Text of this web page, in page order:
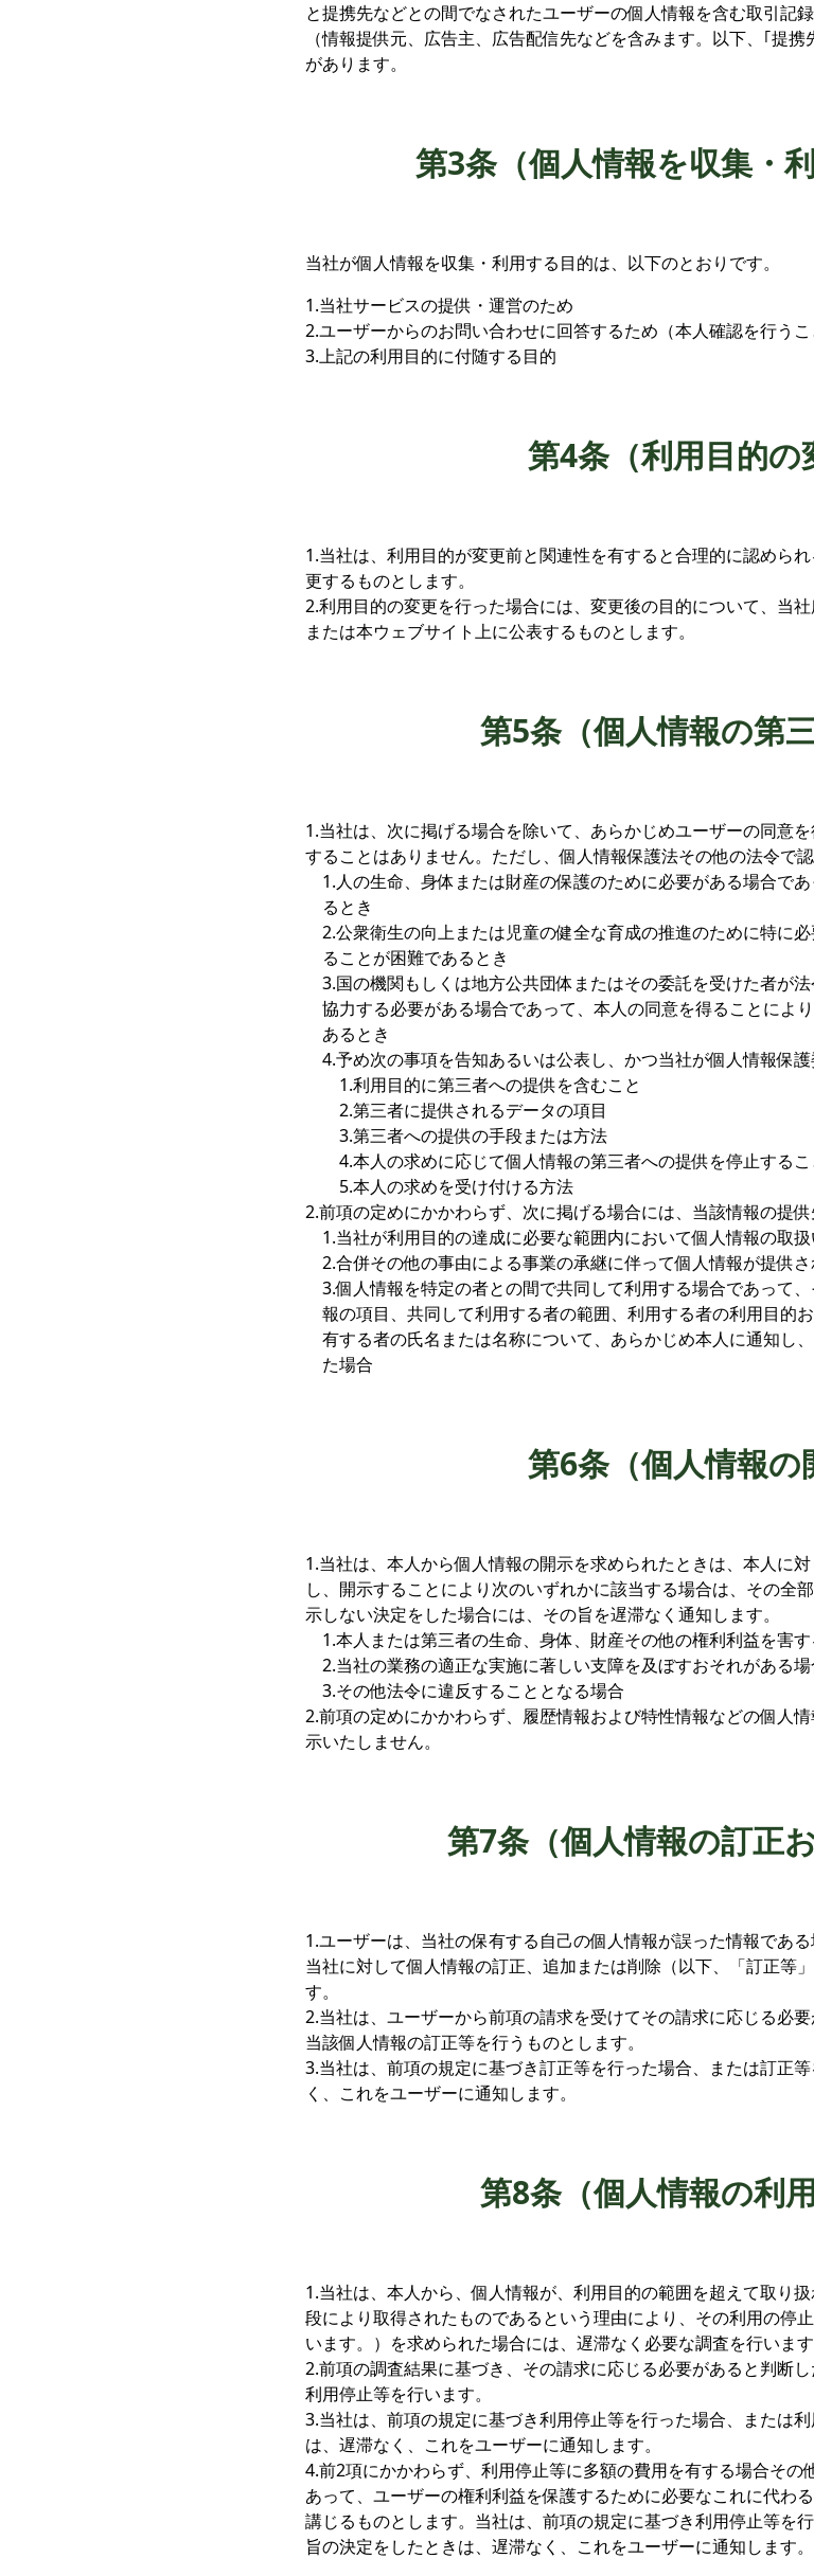
と提携先などとの間でなされたユーザーの個人情報を含む取引記
（情報提供元、広告主、広告配信先などを含みます。以下、｢提
があります。
第3条（個人情報を収集・
当社が個人情報を収集・利用する目的は、以下のとおりです。
1.当社サービスの提供・運営のため
2.ユーザーからのお問い合わせに回答するため（本人確認を行うこ
3.上記の利用目的に付随する目的
第4条（利用目的の
1.当社は、利用目的が変更前と関連性を有すると合理的に認めら
更するものとします。
2.利用目的の変更を行った場合には、変更後の目的について、当
または本ウェブサイト上に公表するものとします。
第5条（個人情報の第三
1.当社は、次に掲げる場合を除いて、あらかじめユーザーの同意
することはありません。ただし、個人情報保護法その他の法令で
1.人の生命、身体または財産の保護のために必要がある場合で
るとき
2.公衆衛生の向上または児童の健全な育成の推進のために特に
ることが困難であるとき
3.国の機関もしくは地方公共団体またはその委託を受けた者が
協力する必要がある場合であって、本人の同意を得ることによ
あるとき
4.予め次の事項を告知あるいは公表し、かつ当社が個人情報保
1.利用目的に第三者への提供を含むこと
2.第三者に提供されるデータの項目
3.第三者への提供の手段または方法
4.本人の求めに応じて個人情報の第三者への提供を停止するこ
5.本人の求めを受け付ける方法
2.前項の定めにかかわらず、次に掲げる場合には、当該情報の提
1.当社が利用目的の達成に必要な範囲内において個人情報の取
2.合併その他の事由による事業の承継に伴って個人情報が提供
3.個人情報を特定の者との間で共同して利用する場合であって
報の項目、共同して利用する者の範囲、利用する者の利用目的
有する者の氏名または名称について、あらかじめ本人に通知し
た場合
第6条（個人情報の
1.当社は、本人から個人情報の開示を求められたときは、本人に
し、開示することにより次のいずれかに該当する場合は、その全
示しない決定をした場合には、その旨を遅滞なく通知します。
1.本人または第三者の生命、身体、財産その他の権利利益を害
2.当社の業務の適正な実施に著しい支障を及ぼすおそれがある場
3.その他法令に違反することとなる場合
2.前項の定めにかかわらず、履歴情報および特性情報などの個人
示いたしません。
第7条（個人情報の訂正
1.ユーザーは、当社の保有する自己の個人情報が誤った情報であ
当社に対して個人情報の訂正、追加または削除（以下、「訂正等
す。
2.当社は、ユーザーから前項の請求を受けてその請求に応じる必
当該個人情報の訂正等を行うものとします。
3.当社は、前項の規定に基づき訂正等を行った場合、または訂正
く、これをユーザーに通知します。
第8条（個人情報の利用
1.当社は、本人から、個人情報が、利用目的の範囲を超えて取り
段により取得されたものであるという理由により、その利用の停
います。）を求められた場合には、遅滞なく必要な調査を行います
2.前項の調査結果に基づき、その請求に応じる必要があると判断
利用停止等を行います。
3.当社は、前項の規定に基づき利用停止等を行った場合、または
は、遅滞なく、これをユーザーに通知します。
4.前2項にかかわらず、利用停止等に多額の費用を有する場合そ
あって、ユーザーの権利利益を保護するために必要なこれに代わ
講じるものとします。当社は、前項の規定に基づき利用停止等を
旨の決定をしたときは、遅滞なく、これをユーザーに通知します。